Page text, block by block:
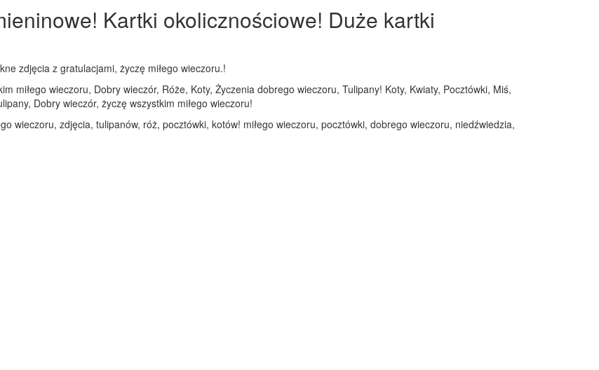
Kartki okolicznościowe! Duże kartki
zdjęcia z gratulacjami, życzę miłego wieczoru.!
miłego wieczoru, Dobry wieczór, Róże, Koty, Życzenia dobrego wieczoru, Tulipany! Koty, Kwiaty, Pocztówki, Miś,
Dobry wieczór, życzę wszystkim miłego wieczoru!
wieczoru, zdjęcia, tulipanów, róż, pocztówki, kotów! miłego wieczoru, pocztówki, dobrego wieczoru, niedźwiedzia,